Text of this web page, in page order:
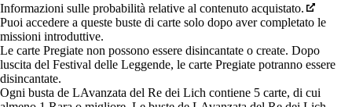
Informazioni sulle probabilità relative al contenuto acquistato.
Puoi accedere a queste buste di carte solo dopo aver completato le
missioni introduttive.
Le carte Pregiate non possono essere disincantate o create. Dopo
luscita del Festival delle Leggende, le carte Pregiate potranno essere
disincantate.
Ogni busta de LAvanzata del Re dei Lich contiene 5 carte, di cui